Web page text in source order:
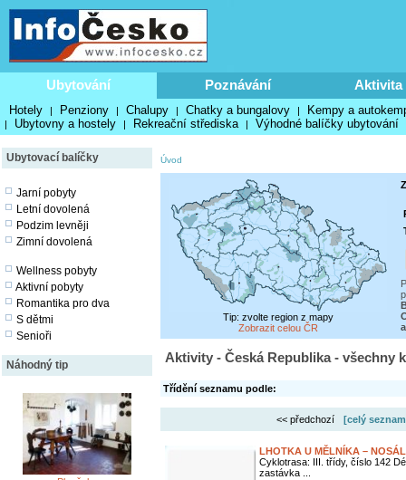
Ubytování Poznávání Aktivita
Hotely | Penziony | Chalupy | Chatky a bungalovy | Kempy a
| Ubytovny a hostely | Rekreační střediska | Výhodné balíčky ubytování
Ubytovací balíčky
Jarní pobyty
Letní dovolená
Podzim levněji
Zimní dovolená
Wellness pobyty
Aktivní pobyty
Romantika pro dva
S dětmi
Senioři
Náhodný tip
Úvod
Tip: zvolte region z mapy
Zobrazit celou ČR
Aktivity - Česká Republika - všechny
Třídění seznamu podle:
<< předchozí [celý
LHOTKA U MĚLNÍKA –
Cyklotrasa: III. třídy, číslo 142
zastávka ...